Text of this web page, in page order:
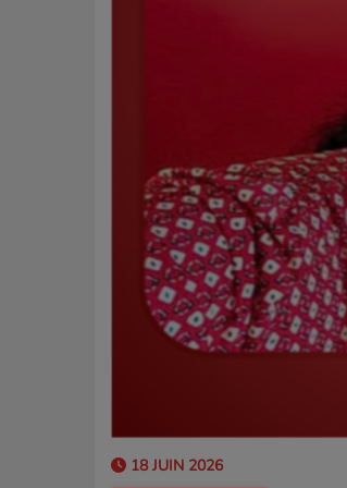
18 JUIN 2026